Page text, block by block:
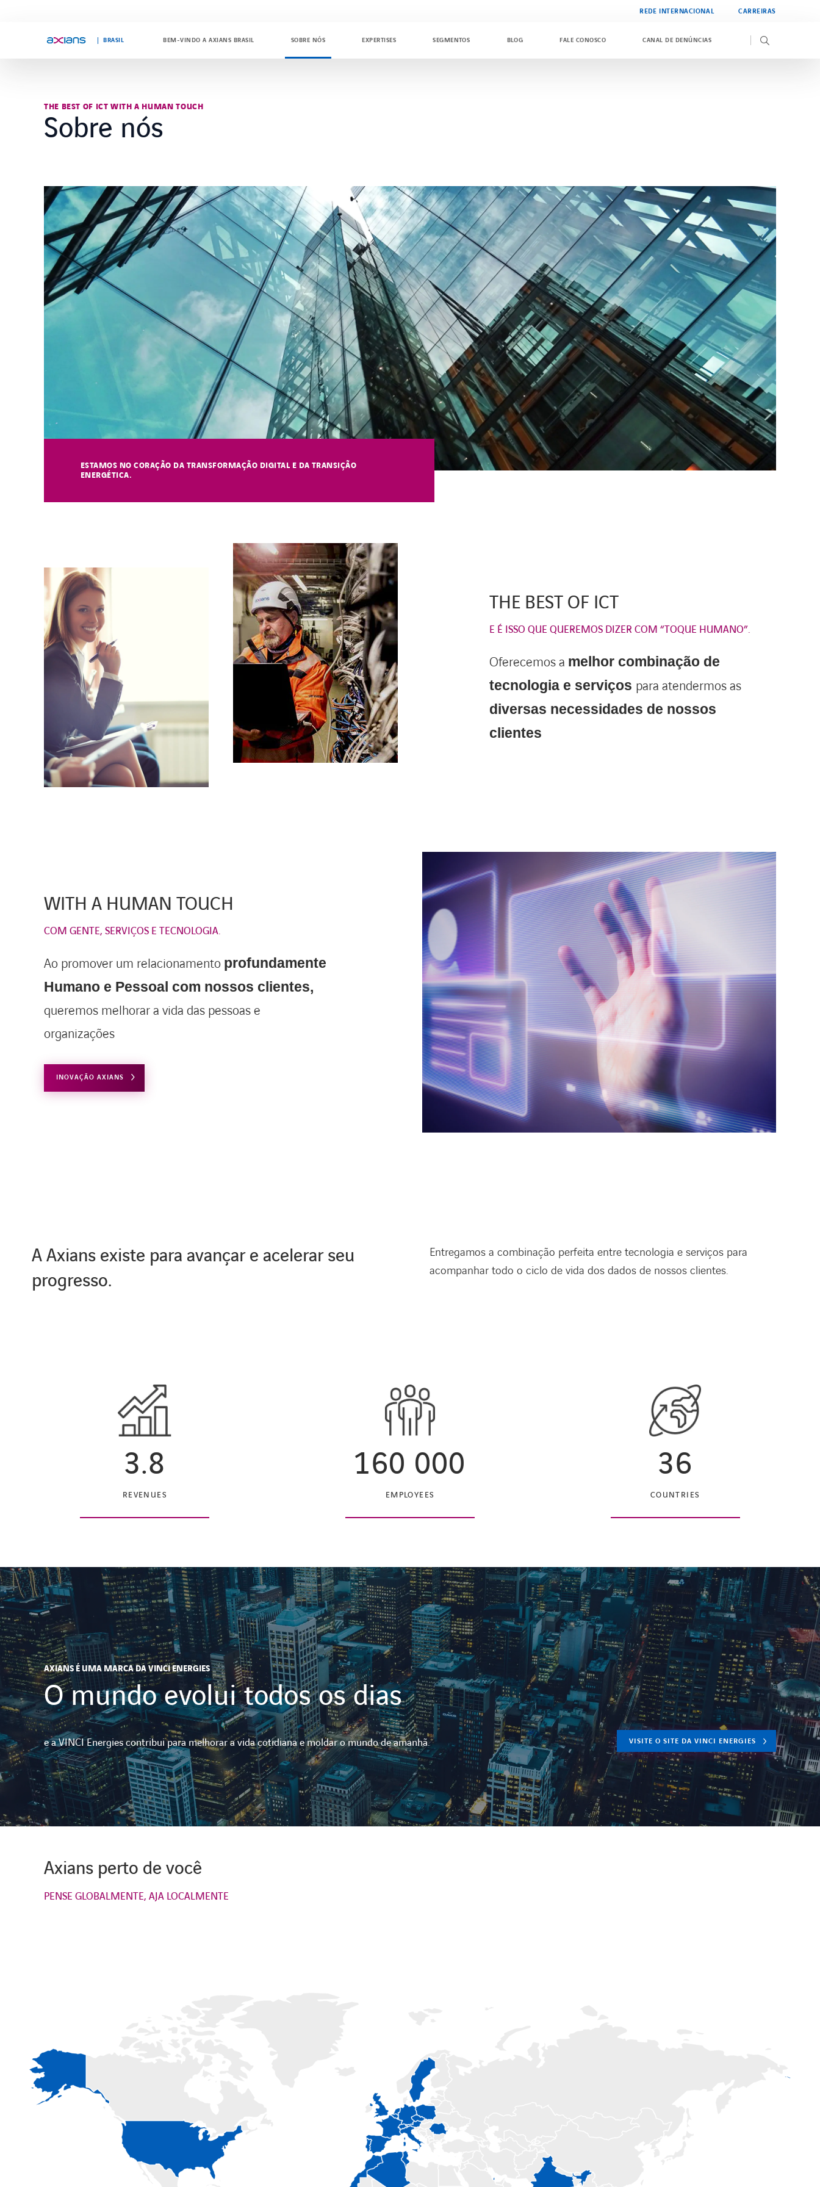
REDE INTERNACIONAL CARREIRAS
BRASIL BEM-VINDO A AXIANS BRASIL SOBRE NÓS EXPERTISES SEGMENTOS BLOG FALE CONOSCO CANAL DE DENÚNCIAS
keywords
:
THE BEST OF ICT WITH A HUMAN TOUCH
Sobre nós
ESTAMOS NO CORAÇÃO DA TRANSFORMAÇÃO DIGITAL E DA TRANSIÇÃO
ENERGÉTICA.
THE BEST OF ICT
E É ISSO QUE QUEREMOS DIZER COM “TOQUE HUMANO”.
Oferecemos a melhor combinação de
tecnologia e serviços para atendermos as
diversas necessidades de nossos
clientes
WITH A HUMAN TOUCH
COM GENTE, SERVIÇOS E TECNOLOGIA.
Ao promover um relacionamento profundamente
Humano e Pessoal com nossos clientes,
queremos melhorar a vida das pessoas e
organizações
INOVAÇÃO AXIANS
A Axians existe para avançar e acelerar seu
progresso.
Entregamos a combinação perfeita entre tecnologia e serviços para
acompanhar todo o ciclo de vida dos dados de nossos clientes.
3.8
REVENUES
160 000
EMPLOYEES
36
COUNTRIES
AXIANS É UMA MARCA DA VINCI ENERGIES
O mundo evolui todos os dias
e a VINCI Energies contribui para melhorar a vida cotidiana e moldar o mundo de amanhã. VISITE O SITE DA VINCI ENERGIES
Axians perto de você
PENSE GLOBALMENTE, AJA LOCALMENTE